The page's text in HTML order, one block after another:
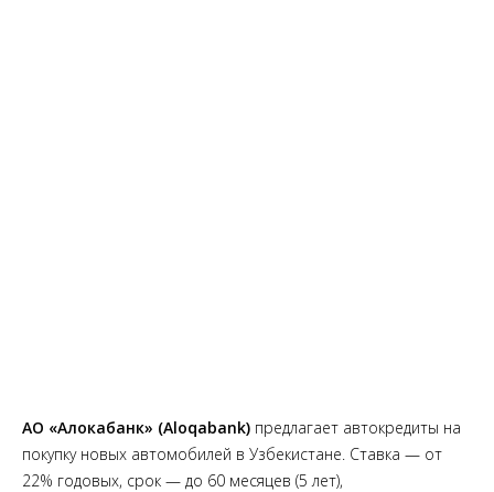
АО «Алокабанк» (Aloqabank) предлагает автокредиты на
покупку новых автомобилей в Узбекистане. Ставка — от
22% годовых, срок — до 60 месяцев (5 лет),